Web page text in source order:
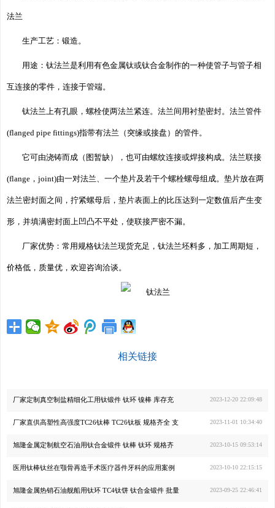
法兰
生产工艺：锻造。
用途：钛法兰是利用有色金属钛或钛合金制作的一种使管子与管子相
互连接的零件，连接于管端。
钛法兰上有孔眼，螺栓使两法兰紧连。法兰间用衬垫密封。法兰管件
(flanged pipe fittings)指带有法兰（突缘或接盘）的管件。
它可由浇铸而成（图暂缺），也可由螺纹连接或焊接构成。法兰联接
(flange，joint)由一对法兰、一个垫片及若干个螺栓螺母组成。垫片放在两
法兰密封面之间，拧紧螺母后，垫片表面上的比压达到一定数值后产生变
形，并填满密封面上凹凸不平处，使联接严密不漏。
厂家优势：常用规格钛法兰现货充足，钛法兰坯料多，加工周期短，
价格低，质量优，欢迎咨询洽谈。
相关链接
2023-12-20 22:09:48
厂家定制真空制盐精细化工用钛锻件 钛环 镍棒 库存充
2023-11-01 10:34:40
厂家直供高塑性高强度TC26钛棒 TC26钛板 规格齐全 支
2023-10-15 09:53:14
旭隆金属定制航空石油用钛合金锻件 钛棒 钛环 规格齐
2023-10-10 22:15:15
医用钛棒钛丝在颚骨再造手术医疗器件牙科的应用案例
2023-09-25 22:46:41
旭隆金属热销石油舰船用钛环 TC4钛饼 钛合金锻件 批量